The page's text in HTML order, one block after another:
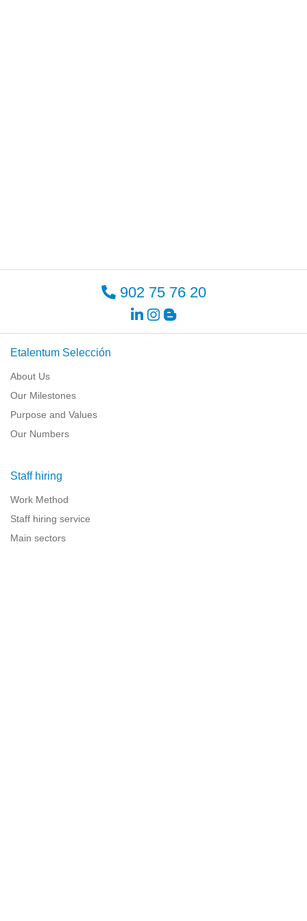
902 75 76 20
Etalentum Selección
About Us
Our Milestones
Purpose and Values
Our Numbers
Staff hiring
Work Method
Staff hiring service
Main sectors